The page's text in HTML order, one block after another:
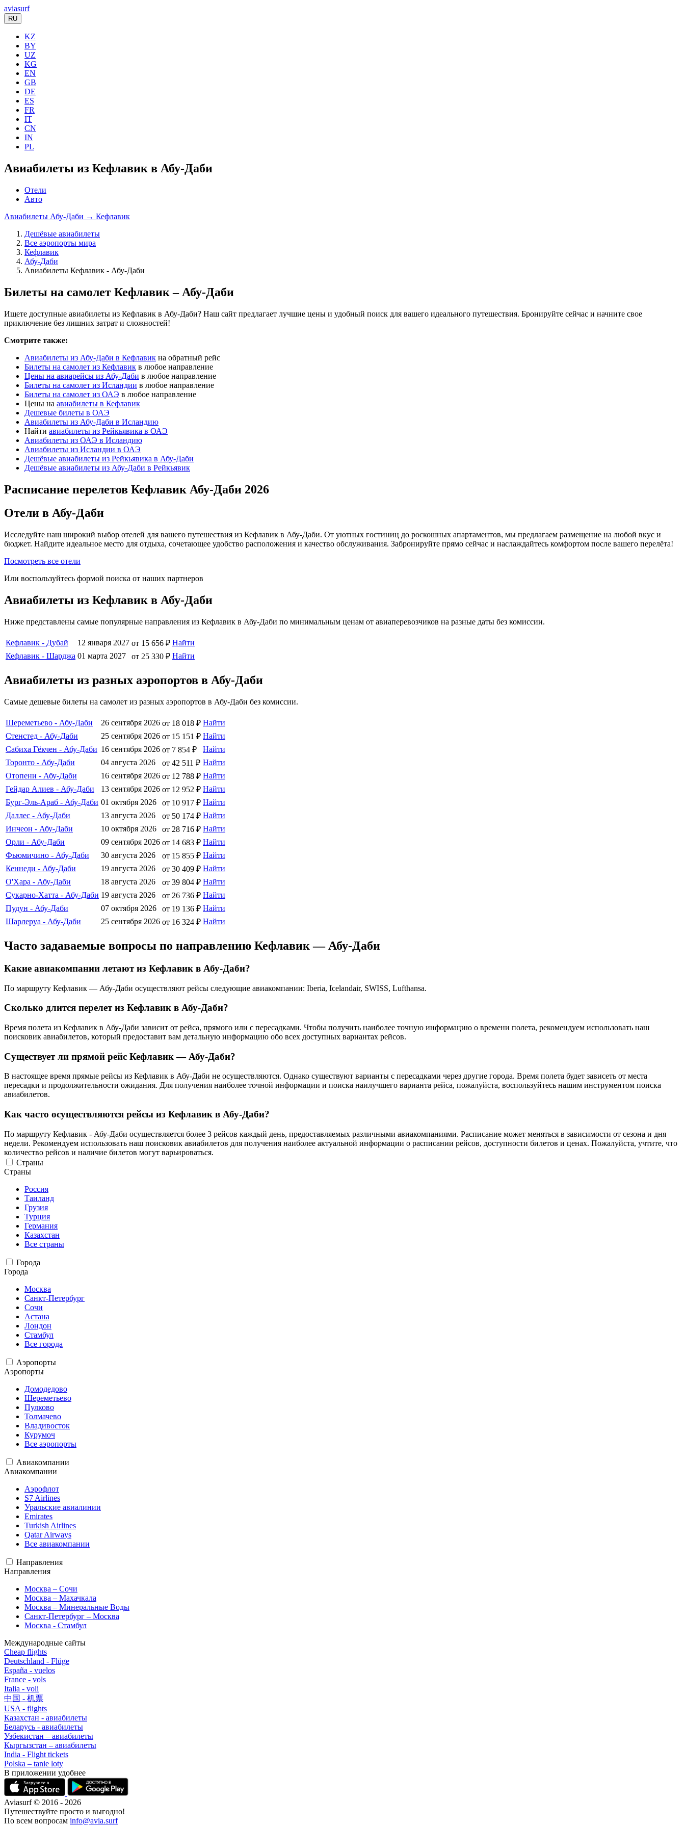
aviasurf
RU
KZ
BY
UZ
KG
EN
GB
DE
ES
FR
IT
CN
IN
PL
Авиабилеты из Кефлавик в Абу-Даби
Отели
Авто
Авиабилеты Абу-Даби → Кефлавик
Дешёвые авиабилеты
Все аэропорты мира
Кефлавик
Абу-Даби
Авиабилеты Кефлавик - Абу-Даби
Билеты на самолет Кефлавик – Абу-Даби
Ищете доступные авиабилеты из Кефлавик в Абу-Даби? Наш сайт предлагает лучшие цены и удобный поиск для вашего идеального путешествия. Бронируйте сейчас и начните свое
приключение без лишних затрат и сложностей!
Смотрите также:
Авиабилеты из Абу-Даби в Кефлавик на обратный рейс
Билеты на самолет из Кефлавик в любое направление
Цены на авиарейсы из Абу-Даби в любое направление
Билеты на самолет из Исландии в любое направление
Билеты на самолет из ОАЭ в любое направление
Цены на авиабилеты в Кефлавик
Дешевые билеты в ОАЭ
Авиабилеты из Абу-Даби в Исландию
Найти авиабилеты из Рейкьявика в ОАЭ
Авиабилеты из ОАЭ в Исландию
Авиабилеты из Исландии в ОАЭ
Дешёвые авиабилеты из Рейкьявика в Абу-Даби
Дешёвые авиабилеты из Абу-Даби в Рейкьявик
Расписание перелетов Кефлавик Абу-Даби 2026
Отели в Абу-Даби
Исследуйте наш широкий выбор отелей для вашего путешествия из Кефлавик в Абу-Даби. От уютных гостиниц до роскошных апартаментов, мы предлагаем размещение на любой вкус и
бюджет. Найдите идеальное место для отдыха, сочетающее удобство расположения и качество обслуживания. Забронируйте прямо сейчас и наслаждайтесь комфортом после вашего перелёта!
Посмотреть все отели
Или воспользуйтесь формой поиска от наших партнеров
Авиабилеты из Кефлавик в Абу-Даби
Ниже представлены самые популярные направления из Кефлавик в Абу-Даби по минимальным ценам от авиаперевозчиков на разные даты без комиссии.
Кефлавик - Дубай 12 января 2027 от 15 656 ₽ Найти
Кефлавик - Шарджа 01 марта 2027 от 25 330 ₽ Найти
Авиабилеты из разных аэропортов в Абу-Даби
Самые дешевые билеты на самолет из разных аэропортов в Абу-Даби без комиссии.
Шереметьево - Абу-Даби 26 сентября 2026 от 18 018 ₽ Найти
Стенстед - Абу-Даби
25 сентября 2026 от 15 151 ₽ Найти
Сабиха Гёкчен - Абу-Даби 16 сентября 2026 от 7 854 ₽
Найти
Торонто - Абу-Даби
04 августа 2026 от 42 511 ₽ Найти
Отопени - Абу-Даби
16 сентября 2026 от 12 788 ₽ Найти
Гейдар Алиев - Абу-Даби
13 сентября 2026 от 12 952 ₽ Найти
Бург-Эль-Араб - Абу-Даби 01 октября 2026 от 10 917 ₽ Найти
Даллес - Абу-Даби
13 августа 2026 от 50 174 ₽ Найти
Инчеон - Абу-Даби
10 октября 2026 от 28 716 ₽ Найти
Орли - Абу-Даби
09 сентября 2026 от 14 683 ₽ Найти
Фьюмичино - Абу-Даби
30 августа 2026 от 15 855 ₽ Найти
Кеннеди - Абу-Даби
19 августа 2026 от 30 409 ₽ Найти
О'Хара - Абу-Даби
18 августа 2026 от 39 804 ₽ Найти
Сукарно-Хатта - Абу-Даби 19 августа 2026 от 26 736 ₽ Найти
Пудун - Абу-Даби
07 октября 2026 от 19 136 ₽ Найти
Шарлеруа - Абу-Даби
25 сентября 2026 от 16 324 ₽ Найти
Часто задаваемые вопросы по направлению Кефлавик — Абу-Даби
Какие авиакомпании летают из Кефлавик в Абу-Даби?
По маршруту Кефлавик — Абу-Даби осуществляют рейсы следующие авиакомпании: Iberia, Icelandair, SWISS, Lufthansa.
Сколько длится перелет из Кефлавик в Абу-Даби?
Время полета из Кефлавик в Абу-Даби зависит от рейса, прямого или с пересадками. Чтобы получить наиболее точную информацию о времени полета, рекомендуем использовать наш
поисковик авиабилетов, который предоставит вам детальную информацию обо всех доступных вариантах рейсов.
Существует ли прямой рейс Кефлавик — Абу-Даби?
В настоящее время прямые рейсы из Кефлавик в Абу-Даби не осуществляются. Однако существуют варианты с пересадками через другие города. Время полета будет зависеть от места
пересадки и продолжительности ожидания. Для получения наиболее точной информации и поиска наилучшего варианта рейса, пожалуйста, воспользуйтесь нашим инструментом поиска
авиабилетов.
Как часто осуществляются рейсы из Кефлавик в Абу-Даби?
По маршруту Кефлавик - Абу-Даби осуществляется более 3 рейсов каждый день, предоставляемых различными авиакомпаниями. Расписание может меняться в зависимости от сезона и дня
недели. Рекомендуем использовать наш поисковик авиабилетов для получения наиболее актуальной информации о расписании рейсов, доступности билетов и ценах. Пожалуйста, учтите, что
количество рейсов и наличие билетов могут варьироваться.
Страны
Страны
Россия
Таиланд
Грузия
Турция
Германия
Казахстан
Все страны
Города
Города
Москва
Санкт-Петербург
Сочи
Астана
Лондон
Стамбул
Все города
Аэропорты
Аэропорты
Домодедово
Шереметьево
Пулково
Толмачево
Владивосток
Курумоч
Все аэропорты
Авиакомпании
Авиакомпании
Аэрофлот
S7 Airlines
Уральские авиалинии
Emirates
Turkish Airlines
Qatar Airways
Все авиакомпании
Направления
Направления
Москва – Сочи
Москва – Махачкала
Москва – Минеральные Воды
Санкт-Петербург – Москва
Москва - Стамбул
Международные сайты
Cheap flights
Deutschland - Flüge
España - vuelos
France - vols
Italia - voli
中国 - 机票
USA - flights
Казахстан - авиабилеты
Беларусь - авиабилеты
Узбекистан – авиабилеты
Кыргызстан – авиабилеты
India - Flight tickets
Polska – tanie loty
В приложении удобнее
Aviasurf © 2016 - 2026
Путешествуйте просто и выгодно!
По всем вопросам info@avia.surf